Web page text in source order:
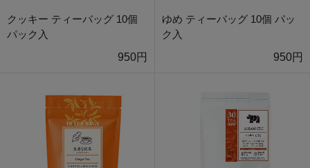
クッキー ティーバッグ 10個
パック入
950円
ゆめ ティーバッグ 10個 パッ
ク入
950円